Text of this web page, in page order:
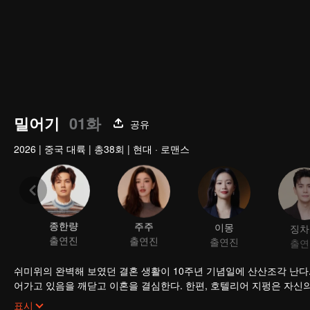
밀어기 01화
공유
2026 | 중국 대륙 | 총38회 | 현대 · 로맨스
종한량
출연진
주주
출연진
이몽
출연진
징
출
쉬미위의 완벽해 보였던 결혼 생활이 10주년 기념일에 산산조각 난
어가고 있음을 깨닫고 이혼을 결심한다. 한편, 호텔리어 지펑은 자
는 쉬미위는 푸룽 호텔의 객실 청소부로 일하기 시작했고 지펑은 호
표시